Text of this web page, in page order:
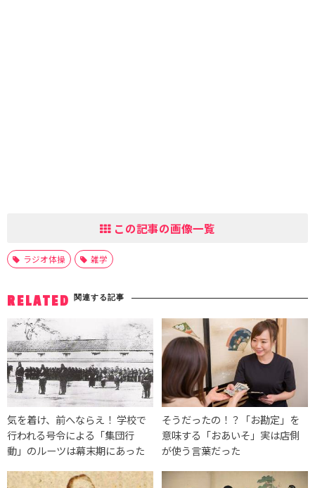
この記事の画像一覧
ラジオ体操 雑学
RELATED 関連する記事
気を着け、前へならえ！ 学校で
行われる号令による「集団行
動」のルーツは幕末期にあった
そうだったの！？「お勘定」を
意味する「おあいそ」実は店側
が使う言葉だった